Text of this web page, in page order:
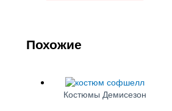
Похожие
Костюмы Демисезон